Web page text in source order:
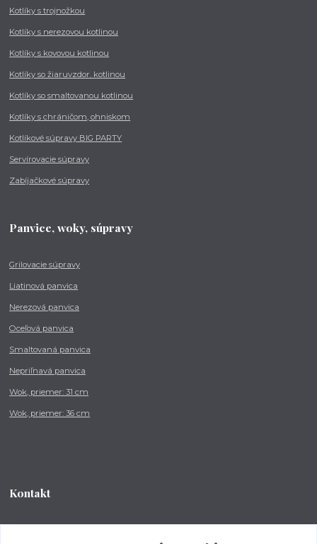
Kotlíky s trojnožkou
Kotlíky s nerezovou kotlinou
Kotlíky s kovovou kotlinou
Kotlíky so žiaruvzdor. kotlinou
Kotlíky so smaltovanou kotlinou
Kotlíky s chráničom, ohniskom
Kotlíkové súpravy BIG PARTY
Servírovacie súpravy
Zabíjačkové súpravy
Panvice, woky, súpravy
Grilovacie súpravy
Liatinová panvica
Nerezová panvica
Oceľová panvica
Smaltovaná panvica
Nepriľnavá panvica
Wok, priemer: 31 cm
Wok, priemer: 36 cm
Kontakt